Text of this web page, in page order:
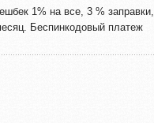
1% на все, 3 % заправки,
Беспинкодовый платеж